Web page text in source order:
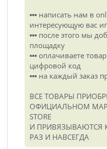
▪️▪️▪️ написать нам в
интересующую вас
▪️▪️▪️ после этого мы
площадку
▪️▪️▪️ оплачиваете
цифровой код
▪️▪️▪️ на каждый заказ
ВСЕ ТОВАРЫ
ОФИЦИАЛЬНОМ
STORE
И ПРИВЯЗЫВАЮТСЯ
РАЗ И НАВСЕГДА